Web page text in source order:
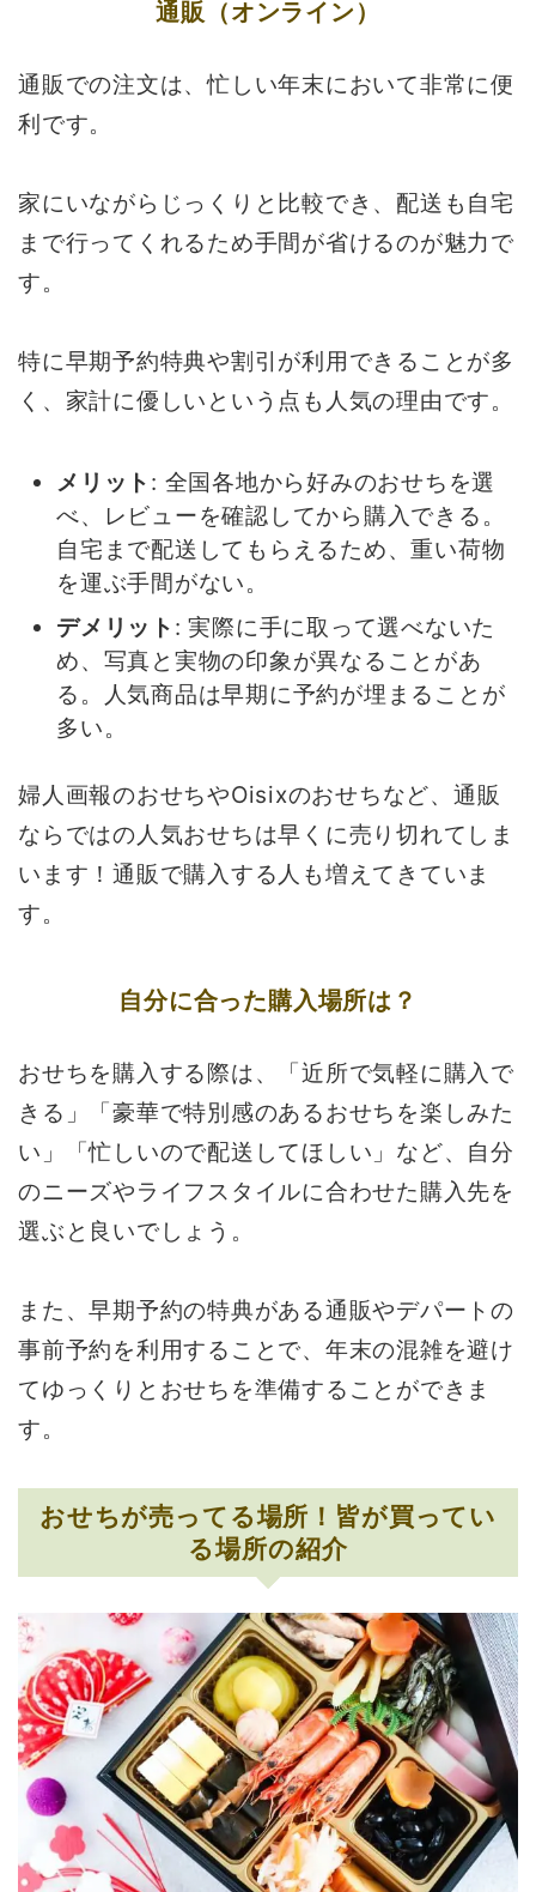
通販（オンライン）
通販での注文は、忙しい年末において非常に便
利です。
家にいながらじっくりと比較でき、配送も自宅
まで行ってくれるため手間が省けるのが魅力で
す。
特に早期予約特典や割引が利用できることが多
く、家計に優しいという点も人気の理由です。
メリット : 全国各地から好みのおせちを選
べ、レビューを確認してから購入できる。
自宅まで配送してもらえるため、重い荷物
を運ぶ手間がない。
デメリット : 実際に手に取って選べないた
め、写真と実物の印象が異なることがあ
る。人気商品は早期に予約が埋まることが
多い。
婦人画報のおせちやOisixのおせちなど、通販
ならではの人気おせちは早くに売り切れてしま
います！通販で購入する人も増えてきていま
す。
自分に合った購入場所は？
おせちを購入する際は、「近所で気軽に購入で
きる」「豪華で特別感のあるおせちを楽しみた
い」「忙しいので配送してほしい」など、自分
のニーズやライフスタイルに合わせた購入先を
選ぶと良いでしょう。
また、早期予約の特典がある通販やデパートの
事前予約を利用することで、年末の混雑を避け
てゆっくりとおせちを準備することができま
す。
おせちが売ってる場所！皆が買ってい
る場所の紹介